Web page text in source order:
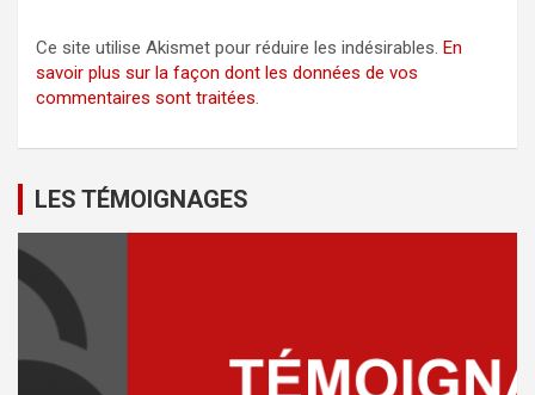
Ce site utilise Akismet pour réduire les indésirables. En
savoir plus sur la façon dont les données de vos
commentaires sont traitées.
LES TÉMOIGNAGES